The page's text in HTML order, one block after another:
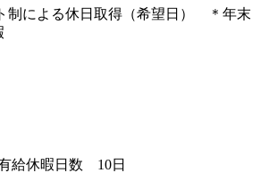
制による休日取得（希望日） ＊年末
給休暇日数 10日